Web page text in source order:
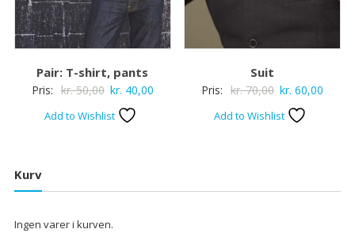
Pair: T-shirt, pants
Pris: kr.50,00 Den
oprindelige
kr. 40,00Den
Add to Wishlist
Suit
Pris: kr.70,00 Den
oprindelige
kr. 60,00
Add to Wishlist
Kurv
Ingen varer i kurven.